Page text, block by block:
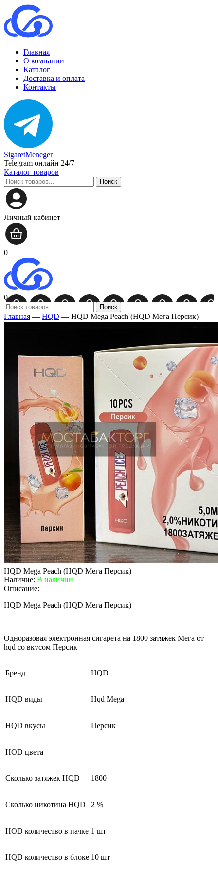
Главная
О компании
Каталог
Доставка и оплата
Контакты
SigaretMeneger
Telegram онлайн 24/7
Каталог товаров
Поиск
Личный кабинет
0
0
Поиск
Главная — HQD — HQD Mega Peach (HQD Мега Персик)
HQD Mega Peach (HQD Мега Персик)
Наличие: В наличии
Описание:
HQD Mega Peach (HQD Мега Персик)
Одноразовая электронная сигарета на 1800 затяжек Мега от
hqd со вкусом Персик
Бренд HQD
HQD виды Hqd Mega
HQD вкусы Персик
HQD цвета
Сколько затяжек HQD 1800
Сколько никотина HQD 2 %
HQD количество в пачке 1 шт
HQD количество в блоке 10 шт